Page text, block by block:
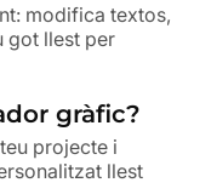
modifica textos,
got llest per
gràfic?
projecte i
llest